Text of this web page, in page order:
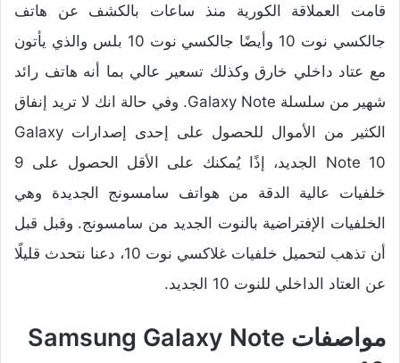
قامت العملاقة الكورية منذ ساعات بالكشف عن هاتف
جالكسي نوت 10 وأيضًا جالكسي نوت 10 بلس والذي يأتون
مع عتاد داخلي خارق وكذلك تسعير عالي بما أنه هاتف رائد
شهير من سلسلة Galaxy Note. وفي حالة انك لا تريد إنفاق
الكثير من الأموال للحصول على إحدى إصدارات Galaxy
Note 10 الجديد، إذًا يُمكنك على الأقل الحصول على 9
خلفيات عالية الدقة من هواتف سامسونج الجديدة وهي
الخلفيات الإفتراضية بالنوت الجديد من سامسونج. وقبل قبل
أن تذهب لتحميل خلفيات غلاكسي نوت 10، دعنا نتحدث قليلًا
عن العتاد الداخلي للنوت 10 الجديد.
مواصفات Samsung Galaxy Note